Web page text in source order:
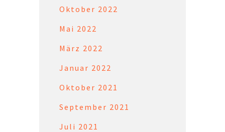
Oktober 2022
Mai 2022
März 2022
Januar 2022
Oktober 2021
September 2021
Juli 2021